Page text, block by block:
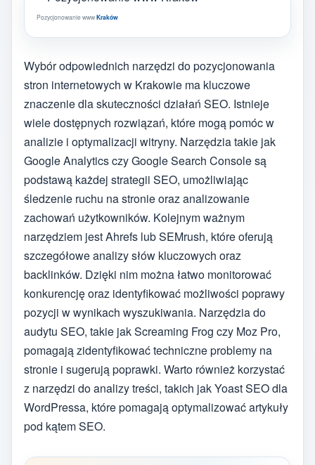
Pozycjonowanie wwwKraków
Wybór odpowiednich narzędzi do pozycjonowania
stron internetowych w Krakowie ma kluczowe
znaczenie dla skuteczności działań SEO. Istnieje
wiele dostępnych rozwiązań, które mogą pomóc w
analizie i optymalizacji witryny. Narzędzia takie jak
Google Analytics czy Google Search Console są
podstawą każdej strategii SEO, umożliwiając
śledzenie ruchu na stronie oraz analizowanie
zachowań użytkowników. Kolejnym ważnym
narzędziem jest Ahrefs lub SEMrush, które oferują
szczegółowe analizy słów kluczowych oraz
backlinków. Dzięki nim można łatwo monitorować
konkurencję oraz identyfikować możliwości poprawy
pozycji w wynikach wyszukiwania. Narzędzia do
audytu SEO, takie jak Screaming Frog czy Moz Pro,
pomagają zidentyfikować techniczne problemy na
stronie i sugerują poprawki. Warto również korzystać
z narzędzi do analizy treści, takich jak Yoast SEO dla
WordPressa, które pomagają optymalizować artykuły
pod kątem SEO.